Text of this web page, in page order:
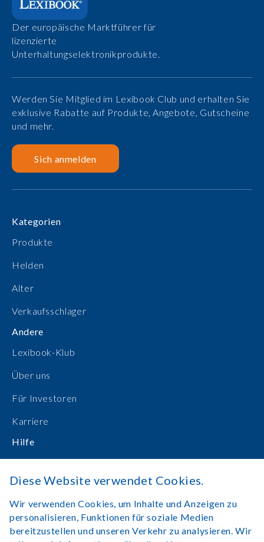
Der europäische Marktführer für
lizenzierte
Unterhaltungselektronikprodukte.
Werden Sie Mitglied im Lexibook Club und erhalten Sie
exklusive Rabatte auf Produkte, Angebote, Gutscheine
und mehr.
Sich anmelden
Kategorien
Produkte
Helden
Alter
Verkaufsschlager
Andere
Lexibook-Klub
Über uns
Für Investoren
Karriere
Hilfe
Bedienungsanleitungen
Online einkaufen
Kontakt
Anmelden
Diese Website verwendet Cookies.
Wir verwenden Cookies, um Inhalte und Anzeigen zu
personalisieren, Funktionen für soziale Medien
bereitzustellen und unseren Verkehr zu analysieren. Wir